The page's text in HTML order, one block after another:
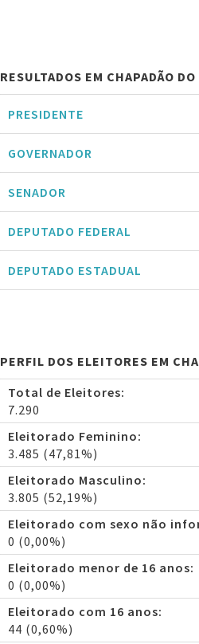
RESULTADOS EM CHAPADÃO
PRESIDENTE
GOVERNADOR
SENADOR
DEPUTADO FEDERAL
DEPUTADO ESTADUAL
PERFIL DOS ELEITORES EM
Total de Eleitores:
7.290
Eleitorado Feminino:
3.485 (47,81%)
Eleitorado Masculino:
3.805 (52,19%)
Eleitorado com sexo não
0 (0,00%)
Eleitorado menor de 16 anos:
0 (0,00%)
Eleitorado com 16 anos:
44 (0,60%)